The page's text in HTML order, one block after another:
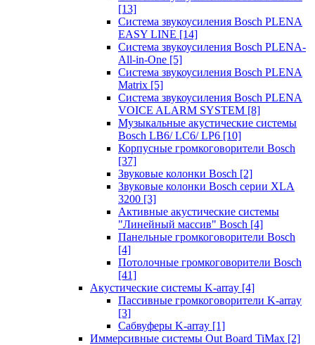
[13]
Система звукоусиления Bosch PLENA
EASY LINE [14]
Система звукоусиления Bosch PLENA-
All-in-One [5]
Система звукоусиления Bosch PLENA
Matrix [5]
Система звукоусиления Bosch PLENA
VOICE ALARM SYSTEM [8]
Музыкальные акустические системы
Bosch LB6/ LC6/ LP6 [10]
Корпусные громкоговорители Bosch
[37]
Звуковые колонки Bosch [2]
Звуковые колонки Bosch серии XLA
3200 [3]
Активные акустические системы
"Линейный массив" Bosch [4]
Панельные громкоговорители Bosch
[4]
Потолочные громкоговорители Bosch
[41]
Акустические системы K-array [4]
Пассивные громкоговорители K-array
[3]
Сабвуферы K-array [1]
Иммерсивные системы Out Board TiMax [2]